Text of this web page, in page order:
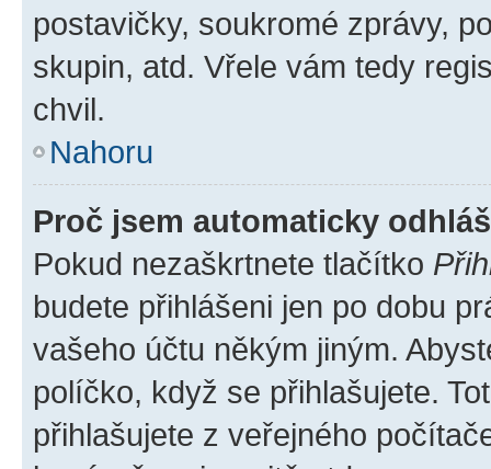
postavičky, soukromé zprávy,
skupin, atd. Vřele vám tedy
chvil.
Nahoru
Proč jsem automaticky
Pokud nezaškrtnete tlačítko
budete přihlášeni jen po dobu
vašeho účtu někým jiným.
políčko, když se přihlašujete.
přihlašujete z veřejného